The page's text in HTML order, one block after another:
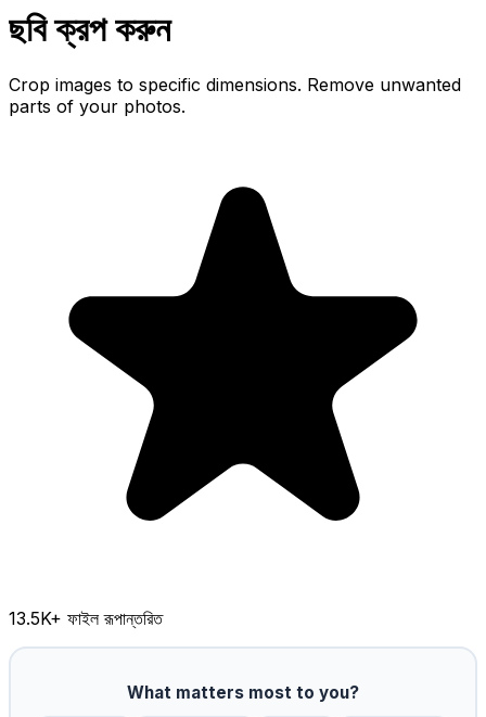
ছবি ক্রপ করুন
Crop images to specific dimensions. Remove unwanted
parts of your photos.
13.5K+ ফাইল রূপান্তরিত
What matters most to you?